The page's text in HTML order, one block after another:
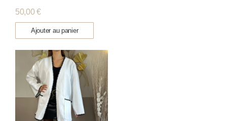
50,00€
Ajouter au panier